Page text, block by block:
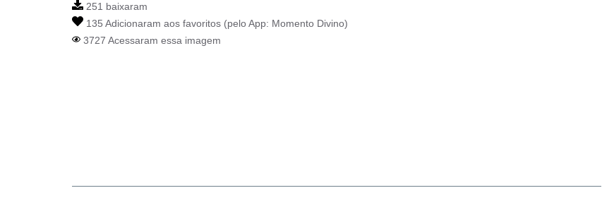
251 baixaram
135 Adicionaram aos favoritos (pelo App: Momento Divino)
3727 Acessaram essa imagem